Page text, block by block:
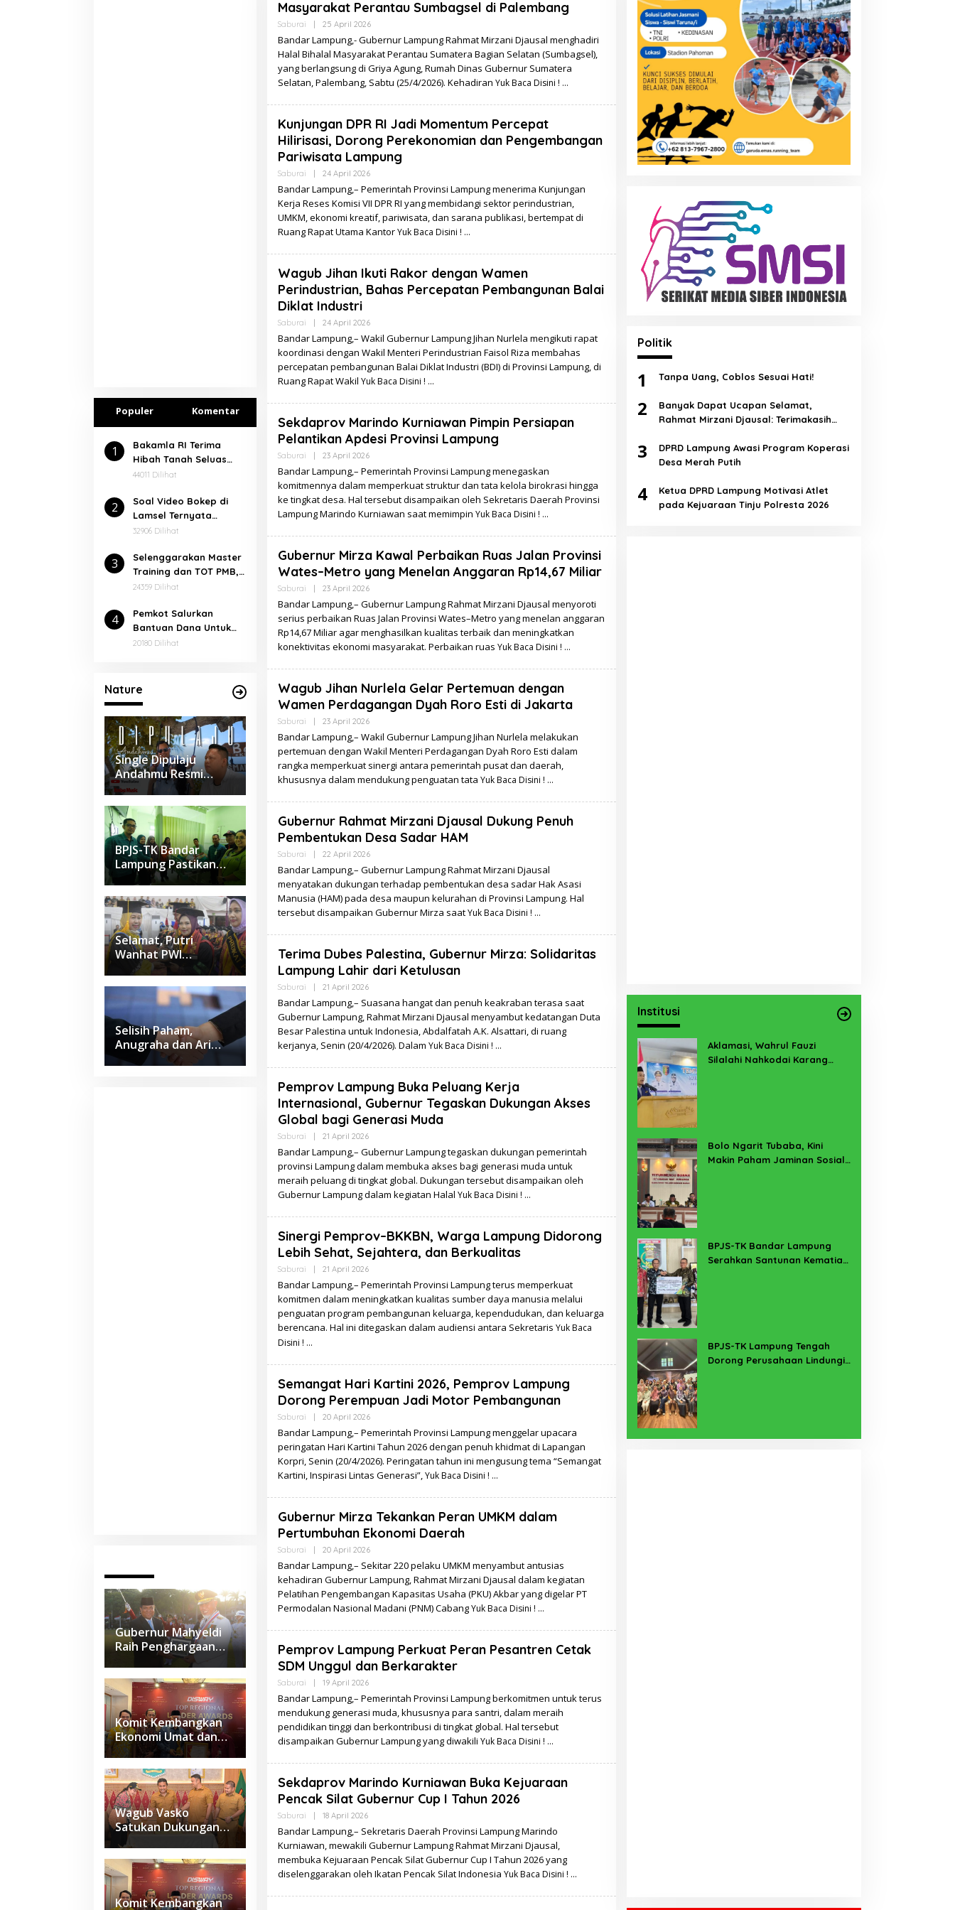
Populer Komentar
1
Bakamla RI Terima
Hibah Tanah Seluas
7.000 Meter² Dari
Selatan
44011 Dilihat
2
Soal Video Bokep di
Lamsel Ternyata
Dalangnya Seorang
32906 Dilihat
3
⁠Selenggarakan Master
Training dan TOT PMB,
Rektor Ucapkan
Balitbang dan Diklat
Kemenag RI
24359 Dilihat
4
Pemkot Salurkan
Bantuan Dana Untuk
Ponpes di Bandar
20180 Dilihat
Nature
Single Dipulaju
Andahmu Resmi
dirilis Bangkitkan
Gairah musik
Lampung
BPJS-TK Bandar
Lampung Pastikan
Penanganan Medis
Petugas BPBD
Maksimal
Selamat, Putri
Wanhat PWI
Lampung Jadi Lulusan
Terbaik Kedokteran
Unila dengan IPK 4
Selisih Paham,
Anugraha dan Ari
Wahyu Sepakat Pilih
Gubernur Mahyeldi
Raih Penghargaan
Kartika Pamong Praja
Madya dari IPDN
Komit Kembangkan
Ekonomi Umat dan
Budaya Halal di
Sumbar, Gubernur
Mahyeldi Raih
Penghargaan
Nasional
Wagub Vasko
Satukan Dukungan
Daerah, Sumbar
Siapkan Usulan
Kawasan
Sawahlunto–
Sijunjung–
Komit Kembangkan
Masyarakat Perantau Sumbagsel di Palembang
Saburai | 25 April 2026Oleh
Bandar Lampung,- Gubernur Lampung Rahmat Mirzani Djausal menghadiri
Halal Bihalal Masyarakat Perantau Sumatera Bagian Selatan (Sumbagsel),
yang berlangsung di Griya Agung, Rumah Dinas Gubernur Sumatera
Selatan, Palembang, Sabtu (25/4/2026). Kehadiran Yuk Baca Disini !
Kunjungan DPR RI Jadi Momentum Percepat
Hilirisasi, Dorong Perekonomian dan Pengembangan
Pariwisata Lampung
Saburai | 24 April 2026Oleh
Bandar Lampung,– Pemerintah Provinsi Lampung menerima Kunjungan
Kerja Reses Komisi VII DPR RI yang membidangi sektor perindustrian,
UMKM, ekonomi kreatif, pariwisata, dan sarana publikasi, bertempat di
Ruang Rapat Utama KantorYuk Baca Disini !
Wagub Jihan Ikuti Rakor dengan Wamen
Perindustrian, Bahas Percepatan Pembangunan Balai
Diklat Industri
Saburai | 24 April 2026Oleh
Bandar Lampung,– Wakil Gubernur Lampung Jihan Nurlela mengikuti rapat
koordinasi dengan Wakil Menteri Perindustrian Faisol Riza membahas
percepatan pembangunan Balai Diklat Industri (BDI) di Provinsi Lampung, di
Ruang Rapat Wakil Yuk Baca Disini !
Sekdaprov Marindo Kurniawan Pimpin Persiapan
Pelantikan Apdesi Provinsi Lampung
Saburai | 23 April 2026Oleh
Bandar Lampung,– Pemerintah Provinsi Lampung menegaskan
komitmennya dalam memperkuat struktur dan tata kelola birokrasi hingga
ke tingkat desa. Hal tersebut disampaikan oleh Sekretaris Daerah Provinsi
Lampung Marindo Kurniawan saat memimpin Yuk Baca Disini !
Gubernur Mirza Kawal Perbaikan Ruas Jalan Provinsi
Wates–Metro yang Menelan Anggaran Rp14,67 Miliar
Saburai | 23 April 2026Oleh
Bandar Lampung,– Gubernur Lampung Rahmat Mirzani Djausal menyoroti
serius perbaikan Ruas Jalan Provinsi Wates–Metro yang menelan anggaran
Rp14,67 Miliar agar menghasilkan kualitas terbaik dan meningkatkan
konektivitas ekonomi masyarakat. Perbaikan ruas Yuk Baca Disini !
Wagub Jihan Nurlela Gelar Pertemuan dengan
Wamen Perdagangan Dyah Roro Esti di Jakarta
Saburai | 23 April 2026Oleh
Bandar Lampung,– Wakil Gubernur Lampung Jihan Nurlela melakukan
pertemuan dengan Wakil Menteri Perdagangan Dyah Roro Esti dalam
rangka memperkuat sinergi antara pemerintah pusat dan daerah,
khususnya dalam mendukung penguatan tata Yuk Baca Disini !
Gubernur Rahmat Mirzani Djausal Dukung Penuh
Pembentukan Desa Sadar HAM
Saburai | 22 April 2026Oleh
Bandar Lampung,– Gubernur Lampung Rahmat Mirzani Djausal
menyatakan dukungan terhadap pembentukan desa sadar Hak Asasi
Manusia (HAM) pada desa maupun kelurahan di Provinsi Lampung. Hal
tersebut disampaikan Gubernur Mirza saatYuk Baca Disini !
Terima Dubes Palestina, Gubernur Mirza: Solidaritas
Lampung Lahir dari Ketulusan
Saburai | 21 April 2026Oleh
Bandar Lampung,– Suasana hangat dan penuh keakraban terasa saat
Gubernur Lampung, Rahmat Mirzani Djausal menyambut kedatangan Duta
Besar Palestina untuk Indonesia, Abdalfatah A.K. Alsattari, di ruang
kerjanya, Senin (20/4/2026). Dalam Yuk Baca Disini !
Pemprov Lampung Buka Peluang Kerja
Internasional, Gubernur Tegaskan Dukungan Akses
Global bagi Generasi Muda
Saburai | 21 April 2026Oleh
Bandar Lampung,– Gubernur Lampung tegaskan dukungan pemerintah
provinsi Lampung dalam membuka akses bagi generasi muda untuk
meraih peluang di tingkat global. Dukungan tersebut disampaikan oleh
Gubernur Lampung dalam kegiatan Halal Yuk Baca Disini !
Sinergi Pemprov–BKKBN, Warga Lampung Didorong
Lebih Sehat, Sejahtera, dan Berkualitas
Saburai | 21 April 2026Oleh
Bandar Lampung,– Pemerintah Provinsi Lampung terus memperkuat
komitmen dalam meningkatkan kualitas sumber daya manusia melalui
penguatan program pembangunan keluarga, kependudukan, dan keluarga
berencana. Hal ini ditegaskan dalam audiensi antara Sekretaris Yuk Baca
Disini !
Semangat Hari Kartini 2026, Pemprov Lampung
Dorong Perempuan Jadi Motor Pembangunan
Saburai | 20 April 2026Oleh
Bandar Lampung,– Pemerintah Provinsi Lampung menggelar upacara
peringatan Hari Kartini Tahun 2026 dengan penuh khidmat di Lapangan
Korpri, Senin (20/4/2026). Peringatan tahun ini mengusung tema “Semangat
Kartini, Inspirasi Lintas Generasi”, Yuk Baca Disini !
Gubernur Mirza Tekankan Peran UMKM dalam
Pertumbuhan Ekonomi Daerah
Saburai | 20 April 2026Oleh
Bandar Lampung,– Sekitar 220 pelaku UMKM menyambut antusias
kehadiran Gubernur Lampung, Rahmat Mirzani Djausal dalam kegiatan
Pelatihan Pengembangan Kapasitas Usaha (PKU) Akbar yang digelar PT
Permodalan Nasional Madani (PNM) CabangYuk Baca Disini !
Pemprov Lampung Perkuat Peran Pesantren Cetak
SDM Unggul dan Berkarakter
Saburai | 19 April 2026Oleh
Bandar Lampung,– Pemerintah Provinsi Lampung berkomitmen untuk terus
mendukung generasi muda, khususnya para santri, dalam meraih
pendidikan tinggi dan berkontribusi di tingkat global. Hal tersebut
disampaikan Gubernur Lampung yang diwakili Yuk Baca Disini !
Sekdaprov Marindo Kurniawan Buka Kejuaraan
Pencak Silat Gubernur Cup I Tahun 2026
Saburai | 18 April 2026Oleh
Bandar Lampung,– Sekretaris Daerah Provinsi Lampung Marindo
Kurniawan, mewakili Gubernur Lampung Rahmat Mirzani Djausal,
membuka Kejuaraan Pencak Silat Gubernur Cup I Tahun 2026 yang
diselenggarakan oleh Ikatan Pencak Silat Indonesia Yuk Baca Disini !
Politik
1 Tanpa Uang, Coblos Sesuai Hati!
2
Banyak Dapat Ucapan Selamat,
Rahmat Mirzani Djausal: Terimakasih
3
DPRD Lampung Awasi Program Koperasi
Desa Merah Putih
4
Ketua DPRD Lampung Motivasi Atlet
pada Kejuaraan Tinju Polresta 2026
Institusi
Aklamasi, Wahrul Fauzi
Silalahi Nahkodai Karang
Bolo Ngarit Tubaba, Kini
Makin Paham Jaminan Sosial
BPJS-TK Bandar Lampung
Serahkan Santunan Kematian
BPJS-TK Lampung Tengah
Dorong Perusahaan Lindungi